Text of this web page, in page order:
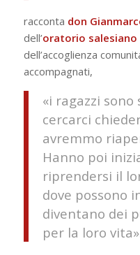
racconta don
dell’oratorio salesiano
dell’accoglienza
accompagnati,
«i ragazzi
cercarci
avremmo
Hanno poi
riprendersi il
dove possono
diventano dei
per la loro